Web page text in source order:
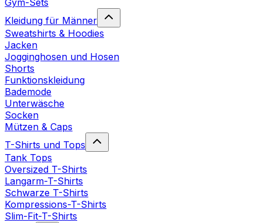
Gym-Sets
Kleidung für Männer
Sweatshirts & Hoodies
Jacken
Jogginghosen und Hosen
Shorts
Funktionskleidung
Bademode
Unterwäsche
Socken
Mützen & Caps
T-Shirts und Tops
Tank Tops
Oversized T-Shirts
Langarm-T-Shirts
Schwarze T-Shirts
Kompressions-T-Shirts
Slim-Fit-T-Shirts